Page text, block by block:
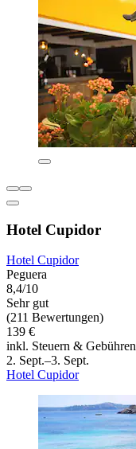
Hotel Cupidor
Hotel Cupidor
Peguera
8,4/10
Sehr gut
(211 Bewertungen)
139 €
inkl. Steuern & Gebühren
2. Sept.–3. Sept.
Hotel Cupidor